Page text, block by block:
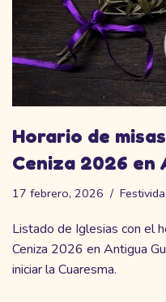
Horario de
Ceniza 2026 en
17 febrero, 2026
Listado de Iglesias con el
Ceniza 2026 en Antigua
iniciar la Cuaresma.